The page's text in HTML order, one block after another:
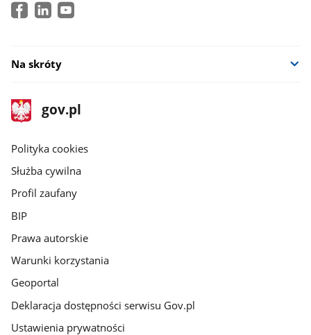
Na skróty
stopka
gov.pl
Strona
gov.pl
gov.pl
Polityka cookies
Służba cywilna
Profil zaufany
BIP
Prawa autorskie
Warunki korzystania
Geoportal
Deklaracja dostępności serwisu Gov.pl
Ustawienia prywatności